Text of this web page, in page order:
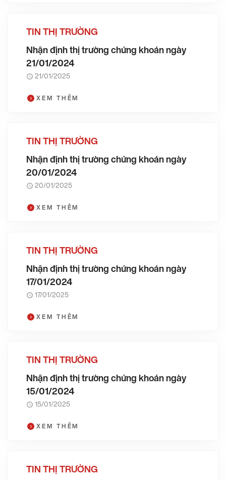
TIN THỊ TRƯỜNG
Nhận định thị trường chứng khoán ngày
21/01/2024
21/01/2025
XEM THÊM
TIN THỊ TRƯỜNG
Nhận định thị trường chứng khoán ngày
20/01/2024
20/01/2025
XEM THÊM
TIN THỊ TRƯỜNG
Nhận định thị trường chứng khoán ngày
17/01/2024
17/01/2025
XEM THÊM
TIN THỊ TRƯỜNG
Nhận định thị trường chứng khoán ngày
15/01/2024
15/01/2025
XEM THÊM
TIN THỊ TRƯỜNG